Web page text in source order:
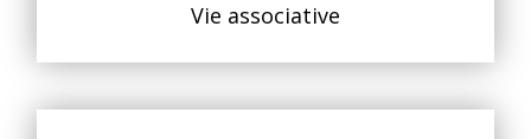
Vie associative